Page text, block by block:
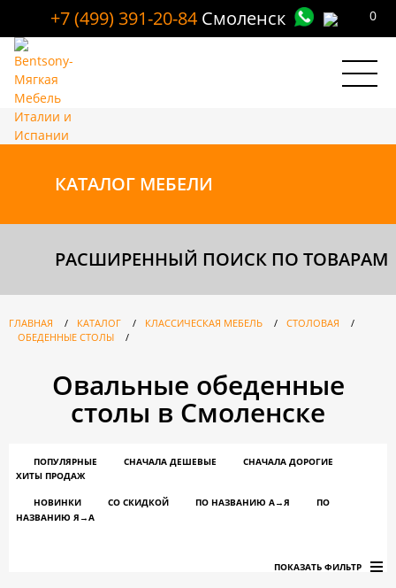
+7 (499) 391-20-84 Смоленск 0
КАТАЛОГ МЕБЕЛИ
РАСШИРЕННЫЙ ПОИСК ПО ТОВАРАМ
ГЛАВНАЯ / КАТАЛОГ / КЛАССИЧЕСКАЯ МЕБЕЛЬ / СТОЛОВАЯ
/
ОБЕДЕННЫЕ СТОЛЫ
/
Овальные обеденные
столы в Смоленске
ПОПУЛЯРНЫЕ СНАЧАЛА ДЕШЕВЫЕ
СНАЧАЛА ДОРОГИЕ
ХИТЫ ПРОДАЖ
НОВИНКИ СО СКИДКОЙ ПО НАЗВАНИЮ A→Я
ПО
НАЗВАНИЮ Я→А
ПОКАЗАТЬ ФИЛЬТР